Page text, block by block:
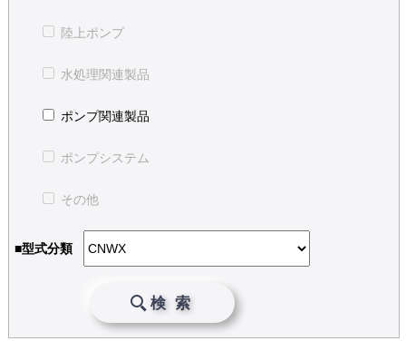
陸上ポンプ
水処理関連製品
ポンプ関連製品
ポンプシステム
その他
■型式分類
検 索